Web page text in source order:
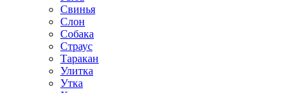
Свинья
Слон
Собака
Страус
Таракан
Улитка
Утка